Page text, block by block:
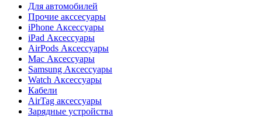
Для автомобилей
Прочие акссесуары
iPhone Аксессуары
iPad Аксессуары
AirPods Аксессуары
Mac Аксессуары
Samsung Аксессуары
Watch Аксессуары
Кабели
AirTag аксессуары
Зарядные устройства